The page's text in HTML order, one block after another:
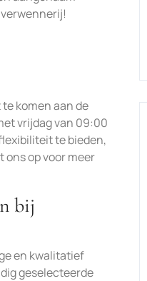
komen aan de
vrijdag van 09:00
te bieden,
ons op voor meer
bij
en kwalitatief
geselecteerde